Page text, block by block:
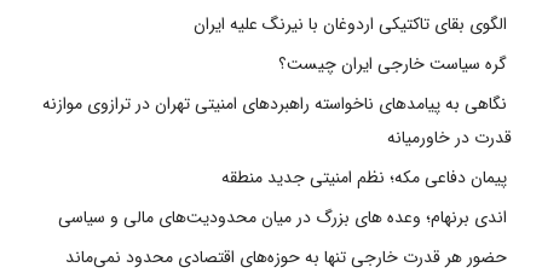
الگوی بقای تاکتیکی اردوغان با نیرنگ علیه ایران
گره سیاست خارجی ایران چیست؟
نگاهی به پیامدهای ناخواسته راهبردهای امنیتی تهران در ترازوی موازنه
قدرت در خاورمیانه
پیمان دفاعی مکه؛ نظم امنیتی جدید منطقه
اندی برنهام؛ وعده های بزرگ در میان محدودیت‌های مالی و سیاسی
حضور هر قدرت خارجی تنها به حوزه‌های اقتصادی محدود نمی‌ماند